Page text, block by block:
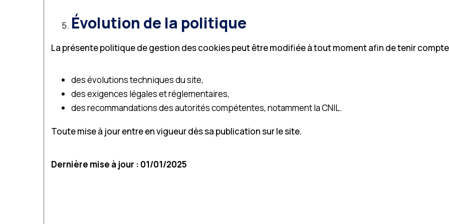
Évolution de la politique
La présente politique de gestion des cookies peut être modifiée à tout moment afin de tenir
des évolutions techniques du site,
des exigences légales et réglementaires,
des recommandations des autorités compétentes, notamment la CNIL.
Toute mise à jour entre en vigueur dès sa publication sur le site.
Dernière mise à jour : 01/01/2025